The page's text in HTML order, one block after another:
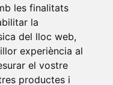
les finalitats
la
del lloc web,
experiència al
el vostre
productes i
d'Alacant
Autònoma de
•Universitat